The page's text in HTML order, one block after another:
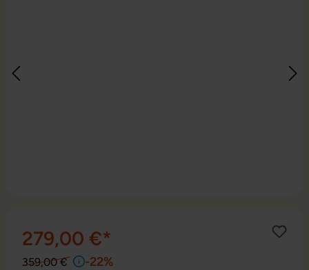
279,00 €*
359,00 € -22%